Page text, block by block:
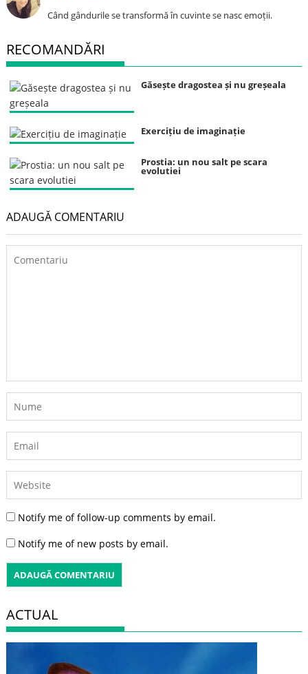
Când gândurile se transformă în cuvinte se nasc emoții.
RECOMANDĂRI
Găsește dragostea și nu greșeala
Exercițiu de imaginație
Prostia: un nou salt pe scara
evolutiei
ADAUGĂ COMENTARIU
Notify me of follow-up comments by email.
Notify me of new posts by email.
ACTUAL